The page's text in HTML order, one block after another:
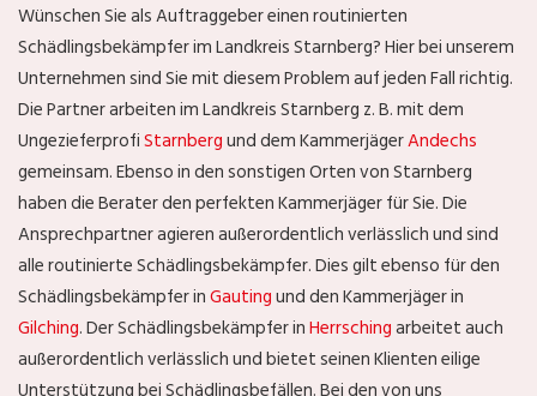
Wünschen Sie als Auftraggeber einen routinierten
Schädlingsbekämpfer im Landkreis Starnberg? Hier bei unserem
Unternehmen sind Sie mit diesem Problem auf jeden Fall richtig.
Die Partner arbeiten im Landkreis Starnberg z. B. mit dem
UngezieferprofiStarnbergund dem KammerjägerAndechs
gemeinsam. Ebenso in den sonstigen Orten von Starnberg
haben die Berater den perfekten Kammerjäger für Sie. Die
Ansprechpartner agieren außerordentlich verlässlich und sind
alle routinierte Schädlingsbekämpfer. Dies gilt ebenso für den
Schädlingsbekämpfer inGautingund den Kammerjäger in
Gilching. Der Schädlingsbekämpfer inHerrschingarbeitet auch
außerordentlich verlässlich und bietet seinen Klienten eilige